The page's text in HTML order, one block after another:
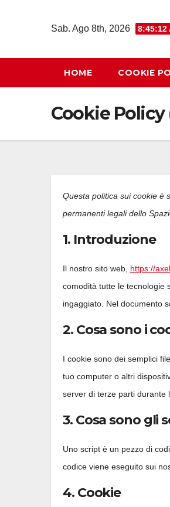
Sab. Ago 8th, 2026 8:45:13
HOME COOKIE
Cookie Policy
Questa politica sui cookie è
permanenti legali dello
1. Introduzione
Il nostro sito web, https://
comodità tutte le tecnologie
ingaggiato. Nel documento
2. Cosa sono i
I cookie sono dei semplici
tuo computer o altri
server di terze parti durante
3. Cosa sono gli
Uno script è un pezzo di
codice viene eseguito sui
4. Cookie